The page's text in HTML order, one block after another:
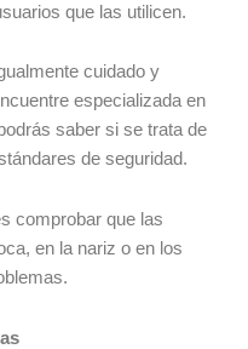
que las utilicen.
cuidado y
especializada en
saber si se trata de
de seguridad.
comprobar que las
en la nariz o en los